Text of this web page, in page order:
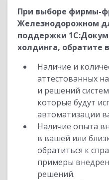
При выборе фирмы-
Железнодорожном
поддержки
холдинга, обратите
Наличие и
аттестованных
и решений
которые будут
автоматизации
Наличие опыта
в вашей или
обратиться к
примеры
решений.